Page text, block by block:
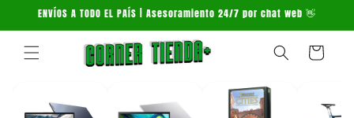
directamente
al contenido
ENVÍOS A TODO EL PAÍS | Asesoramiento 24/7 por chat web 👋
Carrito